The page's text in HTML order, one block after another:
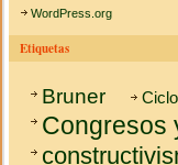
WordPress.org
Etiquetas
Bruner
Congresos